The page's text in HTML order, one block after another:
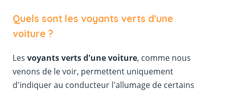
Quels sont les voyants verts d'une
voiture ?
Les voyants verts d'une voiture, comme nous
venons de le voir, permettent uniquement
d'indiquer au conducteur l'allumage de certains